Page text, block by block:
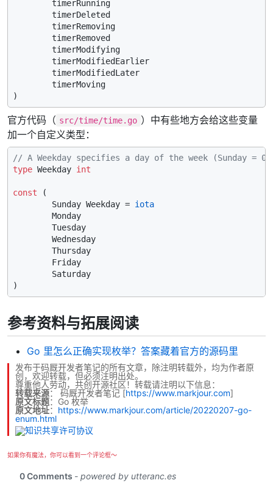
        timerRunning
        timerDeleted
        timerRemoving
        timerRemoved
        timerModifying
        timerModifiedEarlier
        timerModifiedLater
        timerMoving
官方代码（ src/time/time.go ）中有些地方会给这些变量
加一个自定义类型：
// A Weekday specifies a day of the week (Sunday =
type Weekday int
const (
        Sunday Weekday =
iota
        Monday
        Tuesday
        Wednesday
        Thursday
        Friday
        Saturday
参考资料与拓展阅读
Go 里怎么正确实现枚举？答案藏着官方的源码里
发布于码厩开发者笔记的所有文章，除注明转载外，均为作者原
创，欢迎转载，但必须注明出处。
尊重他人劳动，共创开源社区！转载请注明以下信息：
转载来源： 码厩开发者笔记 [https://www.markjour.com]
原文标题：Go 枚举
原文地址： https://www.markjour.com/article/20220207-go-
enum.html
如果你有魔法，你可以看到一个评论框～